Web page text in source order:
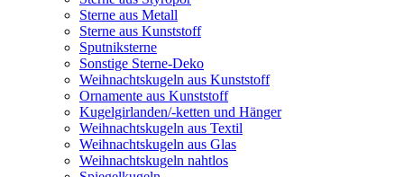
Sterne aus Metall
Sterne aus Kunststoff
Sputniksterne
Sonstige Sterne-Deko
Weihnachtskugeln aus Kunststoff
Ornamente aus Kunststoff
Kugelgirlanden/-ketten und Hänger
Weihnachtskugeln aus Textil
Weihnachtskugeln aus Glas
Weihnachtskugeln nahtlos